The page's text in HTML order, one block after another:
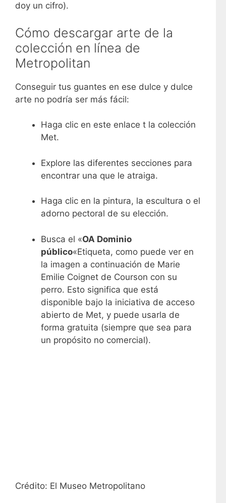
doy un cifro).
Cómo descargar arte de la
colección en línea de
Metropolitan
Conseguir tus guantes en ese dulce y dulce
arte no podría ser más fácil:
Haga clic en este enlace t la colección
Met.
Explore las diferentes secciones para
encontrar una que le atraiga.
Haga clic en la pintura, la escultura o el
adorno pectoral de su elección.
Busca el «OA Dominio
público«Etiqueta, como puede ver en
la imagen a continuación de Marie
Emilie Coignet de Courson con su
perro. Esto significa que está
disponible bajo la iniciativa de acceso
abierto de Met, y puede usarla de
forma gratuita (siempre que sea para
un propósito no comercial).
Crédito: El Museo Metropolitano